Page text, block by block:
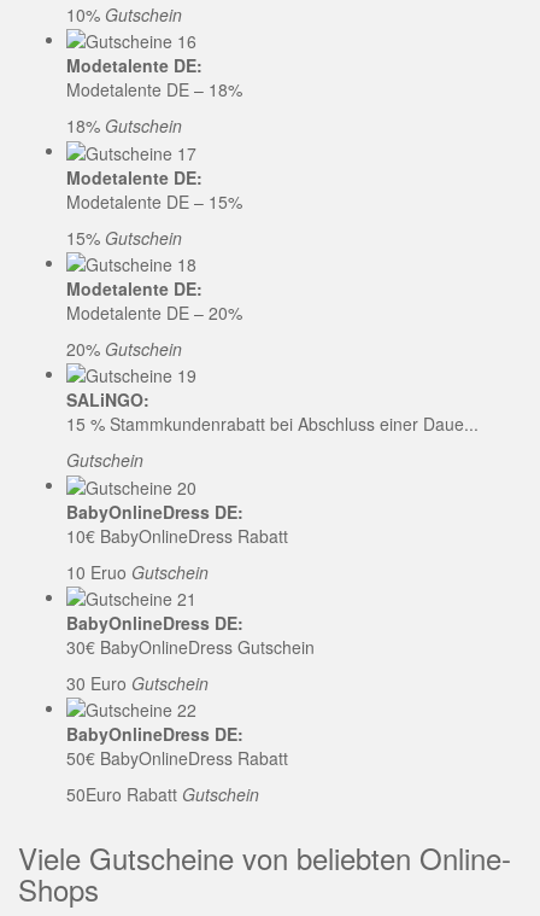
10% Gutschein
Modetalente DE:
Modetalente DE – 18%
18% Gutschein
Modetalente DE:
Modetalente DE – 15%
15% Gutschein
Modetalente DE:
Modetalente DE – 20%
20% Gutschein
SALiNGO:
15 % Stammkundenrabatt bei Abschluss einer Daue...
Gutschein
BabyOnlineDress DE:
10€ BabyOnlineDress Rabatt
10 Eruo Gutschein
BabyOnlineDress DE:
30€ BabyOnlineDress Gutschein
30 Euro Gutschein
BabyOnlineDress DE:
50€ BabyOnlineDress Rabatt
50Euro Rabatt Gutschein
Viele Gutscheine von beliebten Online-
Shops